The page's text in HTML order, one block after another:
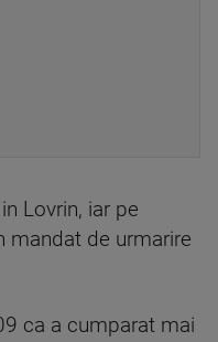
Lovrin, iar pe
mandat de urmarire
ca a cumparat mai